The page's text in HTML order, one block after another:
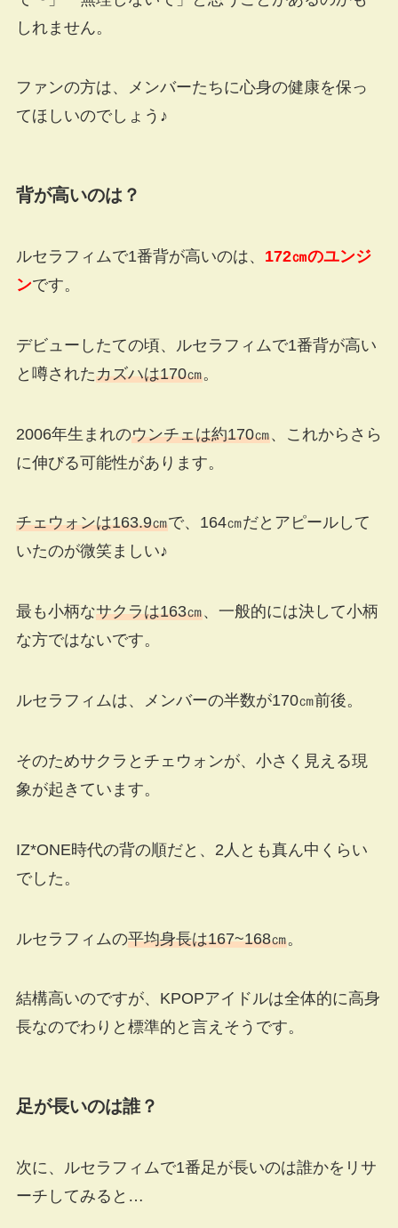
しれません。
ファンの方は、メンバーたちに心身の健康を保っ
てほしいのでしょう♪
背が高いのは？
ルセラフィムで1番背が高いのは、 172㎝のユンジ
ンです。
デビューしたての頃、ルセラフィムで1番背が高い
と噂されたカズハは170㎝。
2006年生まれのウンチェは約170㎝、これからさら
に伸びる可能性があります。
チェウォンは163.9㎝で、164㎝だとアピールして
いたのが微笑ましい♪
最も小柄なサクラは163㎝、一般的には決して小柄
な方ではないです。
ルセラフィムは、メンバーの半数が170㎝前後。
そのためサクラとチェウォンが、小さく見える現
象が起きています。
IZ*ONE時代の背の順だと、2人とも真ん中くらい
でした。
ルセラフィムの平均身長は167~168㎝。
結構高いのですが、KPOPアイドルは全体的に高身
長なのでわりと標準的と言えそうです。
足が長いのは誰？
次に、ルセラフィムで1番足が長いのは誰かをリサ
ーチしてみると…